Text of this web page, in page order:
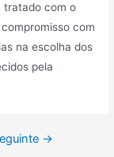
tratado com o
com
na escolha dos
pela
→